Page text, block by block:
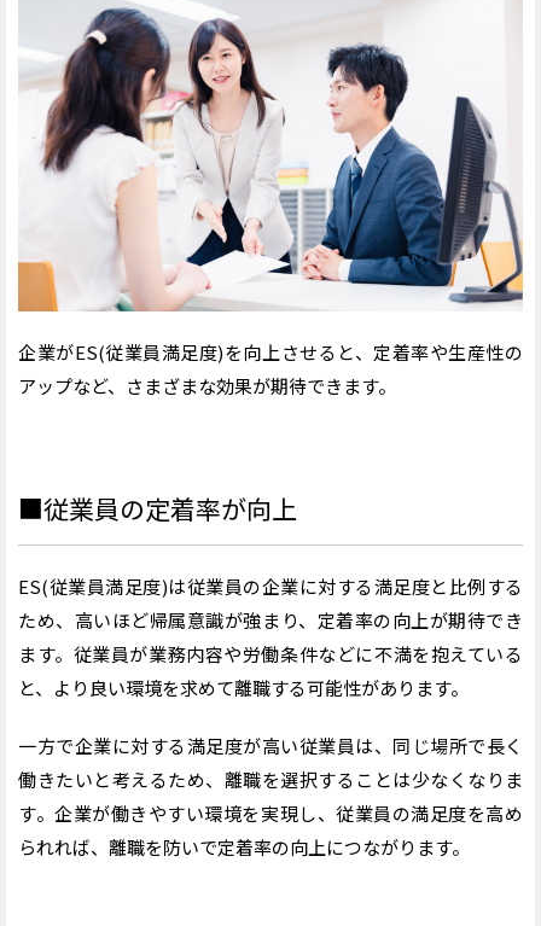
企業がES(従業員満足度)を向上させると、定着率や生産性の
アップなど、さまざまな効果が期待できます。
■従業員の定着率が向上
ES(従業員満足度)は従業員の企業に対する満足度と比例する
ため、高いほど帰属意識が強まり、定着率の向上が期待でき
ます。従業員が業務内容や労働条件などに不満を抱えている
と、より良い環境を求めて離職する可能性があります。
一方で企業に対する満足度が高い従業員は、同じ場所で長く
働きたいと考えるため、離職を選択することは少なくなりま
す。企業が働きやすい環境を実現し、従業員の満足度を高め
られれば、離職を防いで定着率の向上につながります。